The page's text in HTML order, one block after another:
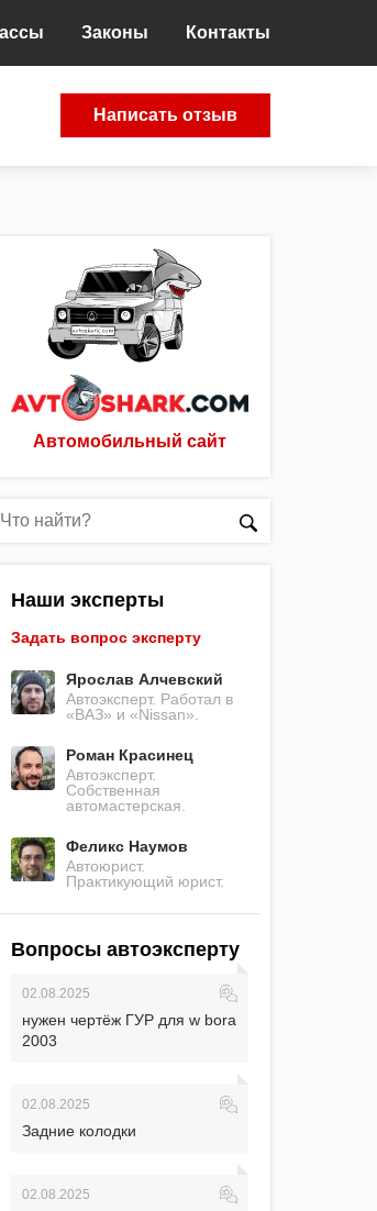
Законы Контакты
Написать отзыв
Автомобильный сайт
Наши эксперты
Задать вопрос эксперту
Ярослав Алчевский
Автоэксперт. Работал в
«ВАЗ» и «Nissan».
Роман Красинец
Автоэксперт.
Собственная
автомастерская.
Феликс Наумов
Автоюрист.
Практикующий юрист.
Вопросы автоэксперту
02.08.2025
нужен чертёж ГУР для w bora
2003
02.08.2025
Задние колодки
02.08.2025